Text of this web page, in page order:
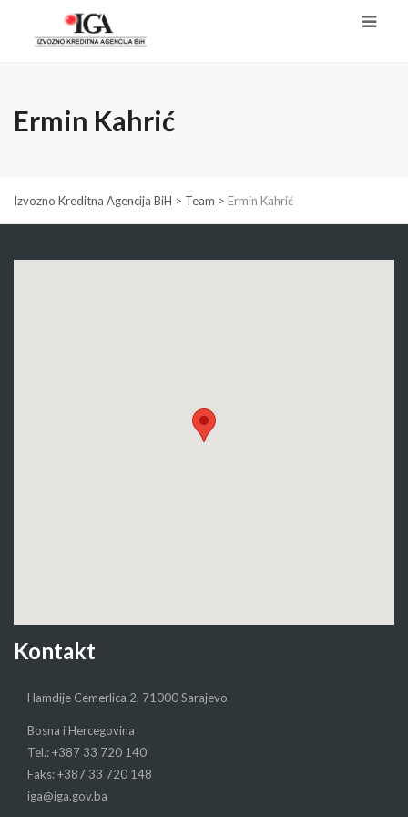
Ermin Kahrić
Izvozno Kreditna Agencija BiH > Team > Ermin Kahrić
Kontakt
Hamdije Cemerlica 2, 71000 Sarajevo
Bosna i Hercegovina
Tel.: +387 33 720 140
Faks: +387 33 720 148
iga@iga.gov.ba